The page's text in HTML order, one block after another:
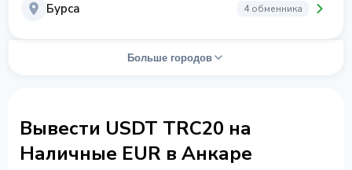
Бурса 4 обменника
Больше городов
Вывести USDT TRC20 на
Наличные EUR в Анкаре